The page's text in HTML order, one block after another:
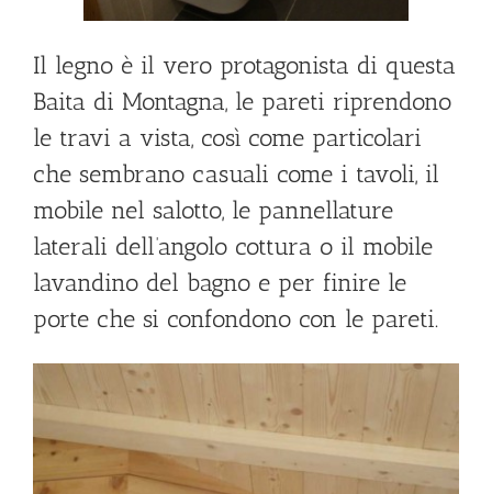
Il legno è il vero protagonista di questa
Baita di Montagna, le pareti riprendono
le travi a vista, così come particolari
che sembrano casuali come i tavoli, il
mobile nel salotto, le pannellature
laterali dell’angolo cottura o il mobile
lavandino del bagno e per finire le
porte che si confondono con le pareti.